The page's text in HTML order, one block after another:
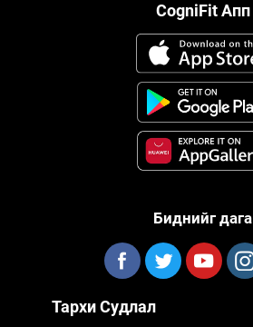
CogniFit Апп
Биднийг дага
Тархи Судлал